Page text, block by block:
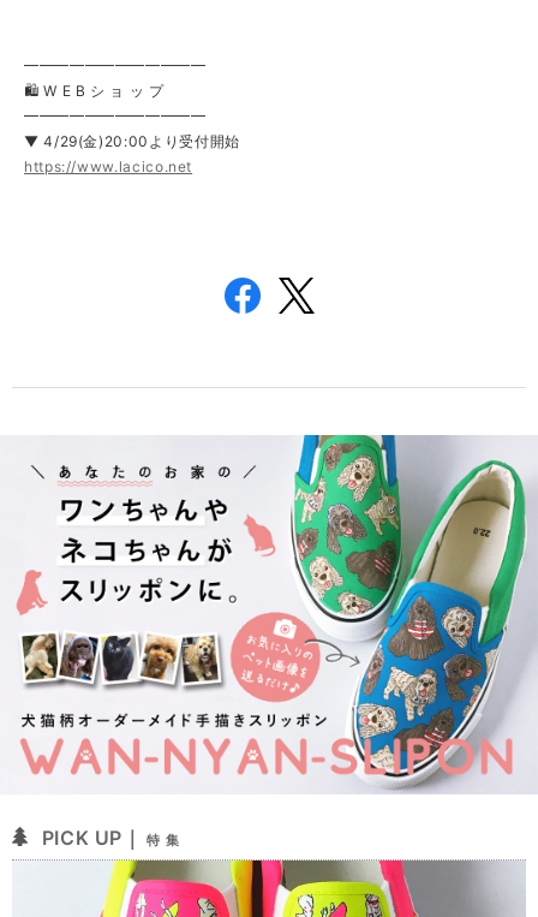
━━━━━━━━━━━━
🛍 W E B シ ョ ッ プ
━━━━━━━━━━━━
▼ 4/29(金)20:00より受付開始
https://www.lacico.net
PICK UP｜ 特 集